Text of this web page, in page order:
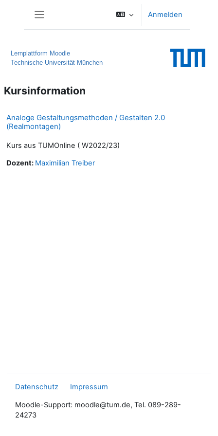
Anmelden
Lernplattform Moodle
Technische Universität München
Kursinformation
Analoge Gestaltungsmethoden / Gestalten 2.0
(Realmontagen)
Kurs aus TUMOnline ( W2022/23)
Dozent: Maximilian Treiber
Datenschutz Impressum
Moodle-Support: moodle@tum.de, Tel. 089-289-
24273